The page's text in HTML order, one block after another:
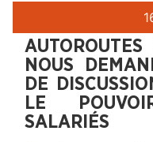
NOUS
DE
LE
SALARIÉS